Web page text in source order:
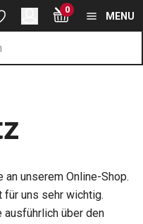
Seite
springen 0
MENU
unserem Online-Shop.
für uns sehr wichtig.
über den